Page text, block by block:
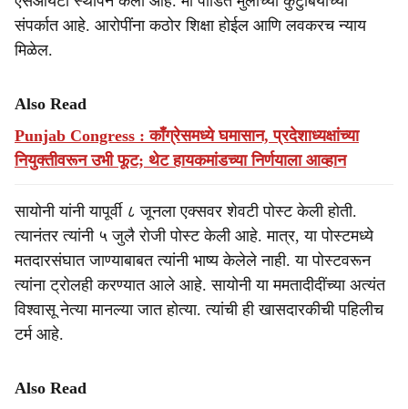
संपर्कात आहे. आरोपींना कठोर शिक्षा होईल आणि लवकरच न्याय
मिळेल.
Also Read
Punjab Congress : काँग्रेसमध्ये घमासान, प्रदेशाध्यक्षांच्या
नियुक्तीवरून उभी फूट; थेट हायकमांडच्या निर्णयाला आव्हान
सायोनी यांनी यापूर्वी ८ जूनला एक्सवर शेवटी पोस्ट केली होती.
त्यानंतर त्यांनी ५ जुलै रोजी पोस्ट केली आहे. मात्र, या पोस्टमध्ये
मतदारसंघात जाण्याबाबत त्यांनी भाष्य केलेले नाही. या पोस्टवरून
त्यांना ट्रोलही करण्यात आले आहे. सायोनी या ममतादीदींच्या अत्यंत
विश्वासू नेत्या मानल्या जात होत्या. त्यांची ही खासदारकीची पहिलीच
टर्म आहे.
Also Read